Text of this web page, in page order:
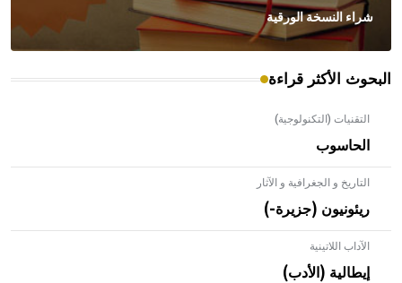
شراء النسخة الورقية
البحوث الأكثر قراءة
التقنيات (التكنولوجية)
الحاسوب
التاريخ و الجغرافية و الآثار
ريئونيون (جزيرة-)
الآداب اللاتينية
إيطالية (الأدب)